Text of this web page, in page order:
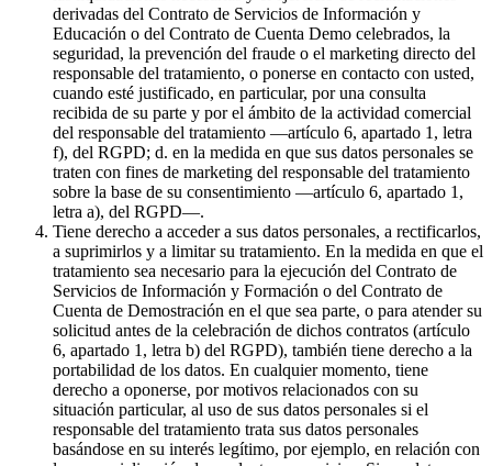
derivadas del Contrato de Servicios de Información y
Educación o del Contrato de Cuenta Demo celebrados, la
seguridad, la prevención del fraude o el marketing directo del
responsable del tratamiento, o ponerse en contacto con usted,
cuando esté justificado, en particular, por una consulta
recibida de su parte y por el ámbito de la actividad comercial
del responsable del tratamiento —artículo 6, apartado 1, letra
f), del RGPD; d. en la medida en que sus datos personales se
traten con fines de marketing del responsable del tratamiento
sobre la base de su consentimiento —artículo 6, apartado 1,
letra a), del RGPD—.
Tiene derecho a acceder a sus datos personales, a rectificarlos,
a suprimirlos y a limitar su tratamiento. En la medida en que el
tratamiento sea necesario para la ejecución del Contrato de
Servicios de Información y Formación o del Contrato de
Cuenta de Demostración en el que sea parte, o para atender su
solicitud antes de la celebración de dichos contratos (artículo
6, apartado 1, letra b) del RGPD), también tiene derecho a la
portabilidad de los datos. En cualquier momento, tiene
derecho a oponerse, por motivos relacionados con su
situación particular, al uso de sus datos personales si el
responsable del tratamiento trata sus datos personales
basándose en su interés legítimo, por ejemplo, en relación con